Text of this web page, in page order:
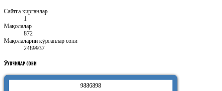
Сайтга кирганлар
1
Мақолалар
872
Мақолаларни кӯрганлар сони
2489937
ӮҚУВЧИЛАРСОНИ
9886898